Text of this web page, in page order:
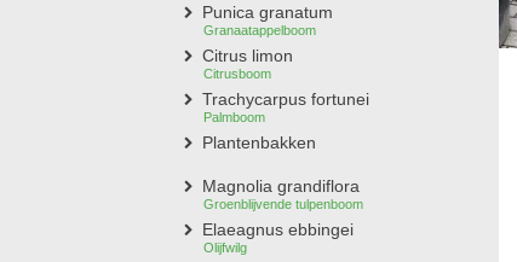
Punica granatum
Granaatappelboom
Citrus limon
Citrusboom
Trachycarpus fortunei
Palmboom
Plantenbakken
Magnolia grandiflora
Groenblijvende tulpenboom
Elaeagnus ebbingei
Olijfwilg